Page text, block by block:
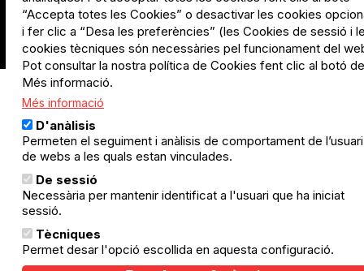
“Accepta totes les Cookies” o desactivar les cookies
i fer clic a “Desa les preferències” (les Cookies de sessió i
cookies tècniques són necessàries pel funcionament del
Pot consultar la nostra política de Cookies fent clic al botó de
Més informació.
Més informació
D'anàlisis
Permeten el seguiment i anàlisis de comportament de l’usuari
de webs a les quals estan vinculades.
De sessió
Necessària per mantenir identificat a l'usuari que ha iniciat
sessió.
Tècniques
Permet desar l'opció escollida en aquesta configuració.